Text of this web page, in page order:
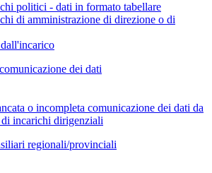
politici - dati in formato tabellare
di amministrazione di direzione o di
dei dati
o incompleta comunicazione dei dati da
incarichi dirigenziali
regionali/provinciali